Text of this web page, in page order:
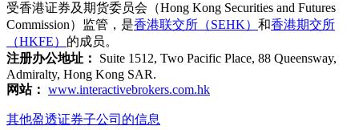
受香港证券及期货委员会（Hong Kong Securities and Futures
Commission）监管，是香港联交所（SEHK） 和香港期交所
（HKFE） 的成员。
注册办公地址：
Suite 1512, Two Pacific Place, 88 Queensway,
Admiralty, Hong Kong SAR.
网站： www.interactivebrokers.com.hk
其他盈透证券子公司的信息